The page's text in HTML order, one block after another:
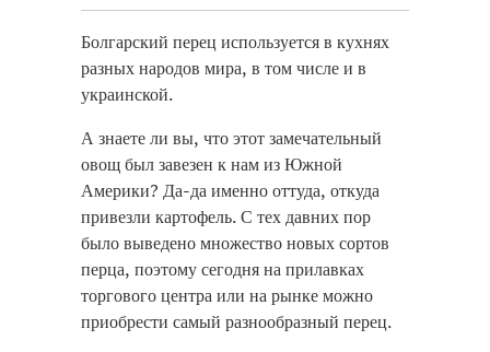
Болгарский перец используется в кухнях
разных народов мира, в том числе и в
украинской.
А знаете ли вы, что этот замечательный
овощ был завезен к нам из Южной
Америки? Да-да именно оттуда, откуда
привезли картофель. С тех давних пор
было выведено множество новых сортов
перца, поэтому сегодня на прилавках
торгового центра или на рынке можно
приобрести самый разнообразный перец.